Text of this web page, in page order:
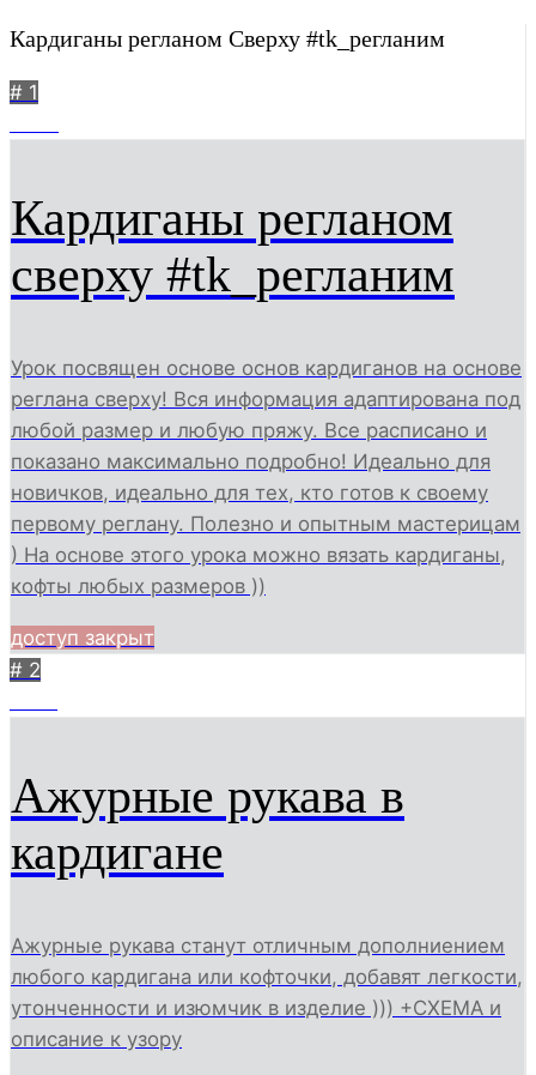
Кардиганы регланом Сверху #tk_регланим
# 1
Кардиганы регланом
сверху #tk_регланим
Урок посвящен основе основ кардиганов на основе
реглана сверху! Вся информация адаптирована под
любой размер и любую пряжу. Все расписано и
показано максимально подробно! Идеально для
новичков, идеально для тех, кто готов к своему
первому реглану. Полезно и опытным мастерицам
) На основе этого урока можно вязать кардиганы,
кофты любых размеров ))
доступ закрыт
# 2
Ажурные рукава в
кардигане
Ажурные рукава станут отличным дополниением
любого кардигана или кофточки, добавят легкости,
утонченности и изюмчик в изделие ))) +СХЕМА и
описание к узору